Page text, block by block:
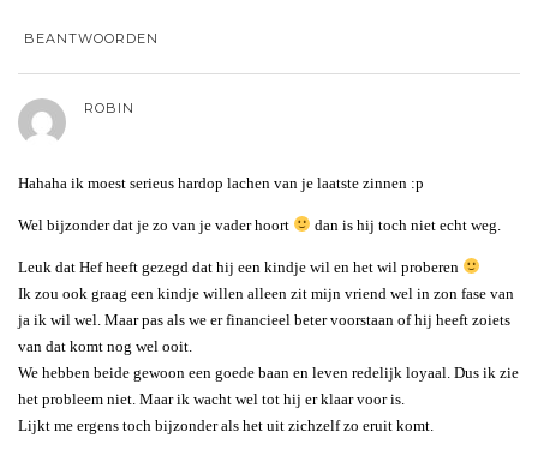
BEANTWOORDEN
ROBIN
Hahaha ik moest serieus hardop lachen van je laatste zinnen :p
Wel bijzonder dat je zo van je vader hoort dan is hij toch niet echt weg.
Leuk dat Hef heeft gezegd dat hij een kindje wil en het wil proberen
Ik zou ook graag een kindje willen alleen zit mijn vriend wel in zon fase van
ja ik wil wel. Maar pas als we er financieel beter voorstaan of hij heeft zoiets
van dat komt nog wel ooit.
We hebben beide gewoon een goede baan en leven redelijk loyaal. Dus ik zie
het probleem niet. Maar ik wacht wel tot hij er klaar voor is.
Lijkt me ergens toch bijzonder als het uit zichzelf zo eruit komt.